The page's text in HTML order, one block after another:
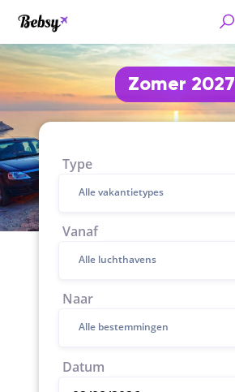
Zomer 2027
Type
Alle vakantietypes
Vanaf
Naar
Alle bestemmingen
Datum